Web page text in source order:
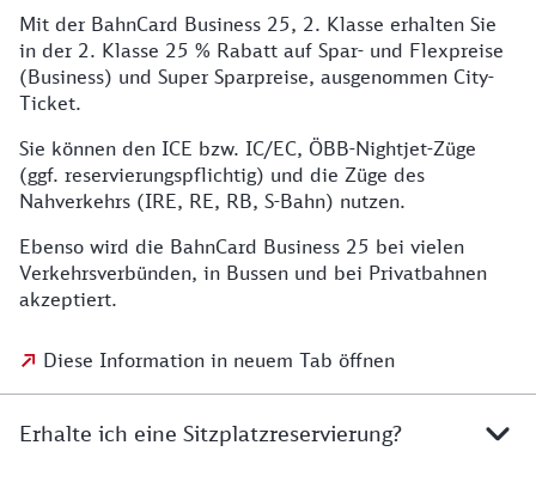
Mit der BahnCard Business 25, 2. Klasse erhalten Sie
in der 2. Klasse 25 % Rabatt auf Spar- und Flexpreise
(Business) und Super Sparpreise, ausgenommen City-
Ticket.
Sie können den ICE bzw. IC/EC, ÖBB-Nightjet-Züge
(ggf. reservierungspflichtig) und die Züge des
Nahverkehrs (IRE, RE, RB, S-Bahn) nutzen.
Ebenso wird die BahnCard Business 25 bei vielen
Verkehrsverbünden, in Bussen und bei Privatbahnen
akzeptiert.
Diese Information in neuem Tab öffnen
Erhalte ich eine Sitzplatzreservierung?